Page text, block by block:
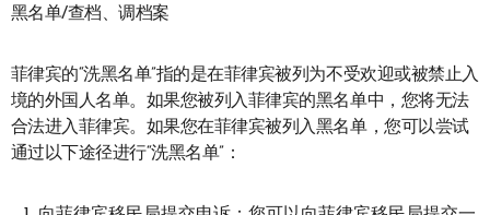
黑名单/查档、调档案
菲律宾的“洗黑名单”指的是在菲律宾被列为不受欢迎或被禁止入
境的外国人名单。如果您被列入菲律宾的黑名单中，您将无法
合法进入菲律宾。如果您在菲律宾被列入黑名单，您可以尝试
通过以下途径进行“洗黑名单”：